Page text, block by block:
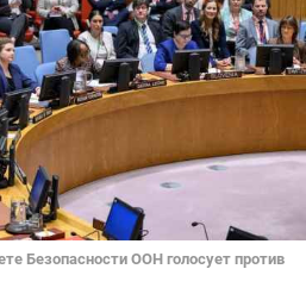
Безопасности ООН голосует против